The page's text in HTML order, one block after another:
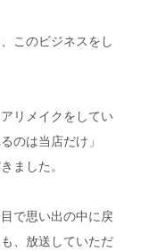
このビジネスをし
リメイクをしてい
のは当店だけ」
ました。
で思い出の中に戻
、放送していただ